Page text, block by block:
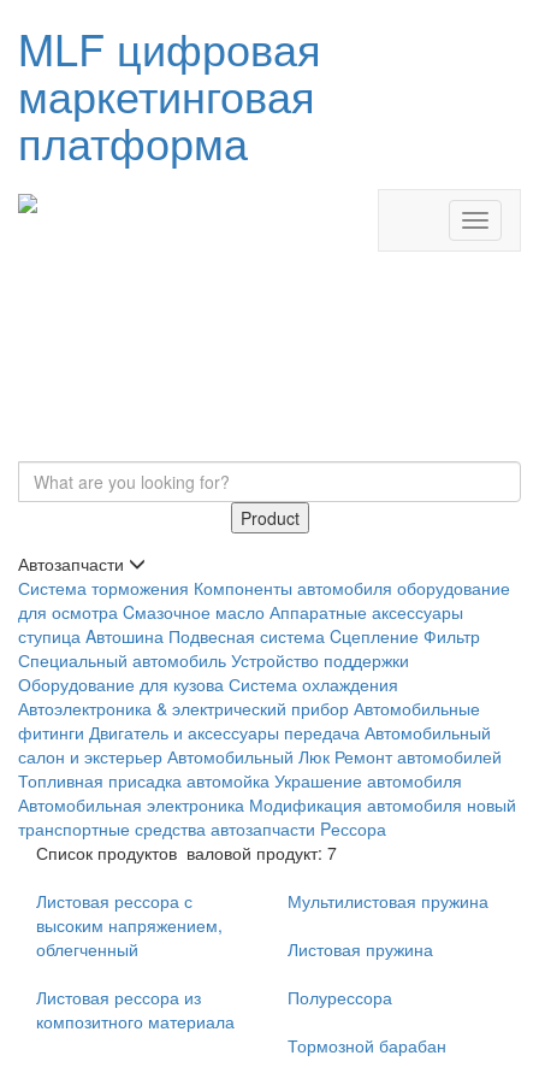
MLF цифровая
маркетинговая
платформа
Product
Автозапчасти
Система торможения Компоненты автомобиля оборудование
для осмотра Cмазочное масло Аппаратные аксессуары
ступица Aвтошина Подвесная система Cцепление Фильтр
Специальный автомобиль Устройство поддержки
Оборудование для кузова Система охлаждения
Автоэлектроника & электрический прибор Автомобильные
фитинги Двигатель и аксессуары передача Автомобильный
салон и экстерьер Автомобильный Люк Ремонт автомобилей
Топливная присадка автомойка Украшение автомобиля
Автомобильная электроника Модификация автомобиля новый
транспортные средства автозапчасти Pессора
Список продуктов валовой продукт: 7
Листовая рессора с
высоким напряжением,
облегченный
Мультилистовая пружина
Листовая пружина
Листовая рессора из
композитного материала
Полурессора
Тормозной барабан